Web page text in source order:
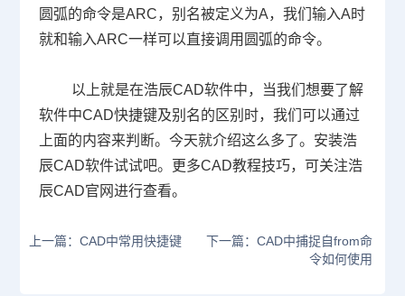
圆弧的命令是ARC，别名被定义为A，我们输入A时
就和输入ARC一样可以直接调用圆弧的命令。
以上就是在浩辰CAD软件中，当我们想要了解
软件中CAD快捷键及别名的区别时，我们可以通过
上面的内容来判断。今天就介绍这么多了。安装浩
辰CAD软件试试吧。更多CAD教程技巧，可关注浩
辰CAD官网进行查看。
上一篇：CAD中常用快捷键
下一篇：CAD中捕捉自from命
令如何使用